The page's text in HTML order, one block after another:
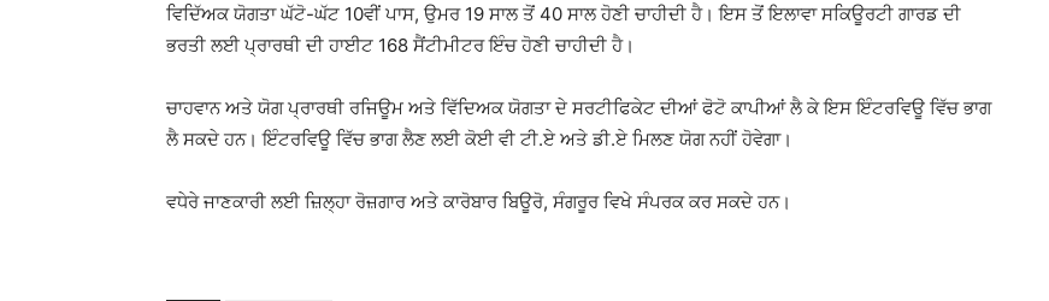
ਵਿਦਿੱਅਕ ਯੋਗਤਾ ਘੱਟੋ-ਘੱਟ 10ਵੀਂ ਪਾਸ, ਉਮਰ 19 ਸਾਲ ਤੋਂ 40 ਸਾਲ ਹੋਣੀ ਚਾਹੀਦੀ ਹੈ। ਇਸ ਤੋਂ ਇਲਾਵਾ ਸਕਿਊਰਟੀ ਗਾਰਡ ਦੀ
ਭਰਤੀ ਲਈ ਪ੍ਰਾਰਥੀ ਦੀ ਹਾਈਟ 168 ਸੈਂਟੀਮੀਟਰ ਇੰਚ ਹੋਣੀ ਚਾਹੀਦੀ ਹੈ।
ਚਾਹਵਾਨ ਅਤੇ ਯੋਗ ਪ੍ਰਾਰਥੀ ਰਜਿਊਮ ਅਤੇ ਵਿੱਦਿਅਕ ਯੋਗਤਾ ਦੇ ਸਰਟੀਫਿਕੇਟ ਦੀਆਂ ਫੋਟੋ ਕਾਪੀਆਂ ਲੈ ਕੇ ਇਸ ਇੰਟਰਵਿਊ ਵਿੱਚ ਭਾਗ
ਲੈ ਸਕਦੇ ਹਨ। ਇੰਟਰਵਿਊ ਵਿੱਚ ਭਾਗ ਲੈਣ ਲਈ ਕੋਈ ਵੀ ਟੀ.ਏ ਅਤੇ ਡੀ.ਏ ਮਿਲਣ ਯੋਗ ਨਹੀਂ ਹੋਵੇਗਾ।
ਵਧੇਰੇ ਜਾਣਕਾਰੀ ਲਈ ਜ਼ਿਲ੍ਹਾ ਰੋਜ਼ਗਾਰ ਅਤੇ ਕਾਰੋਬਾਰ ਬਿਊਰੋ, ਸੰਗਰੂਰ ਵਿਖੇ ਸੰਪਰਕ ਕਰ ਸਕਦੇ ਹਨ।